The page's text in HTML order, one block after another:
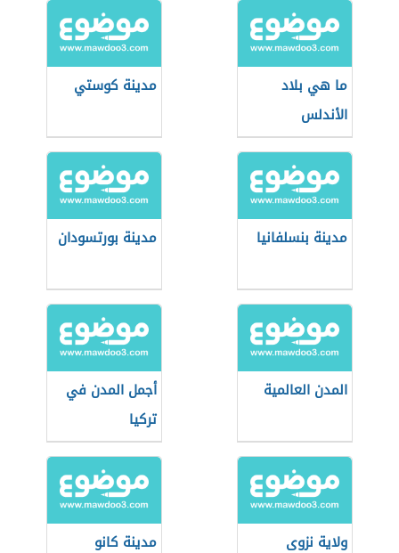
ما هي بلاد
الأندلس
مدينة كوستي
مدينة بنسلفانيا مدينة بورتسودان
المدن العالمية
أجمل المدن في
تركيا
ولاية نزوى مدينة كانو